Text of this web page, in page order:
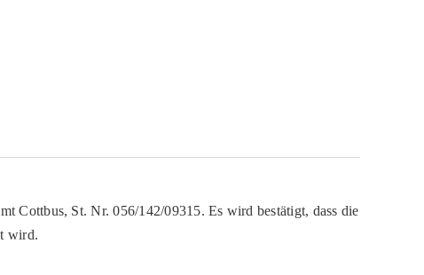
Cottbus, St. Nr. 056/142/09315. Es wird bestätigt, dass die
wird.